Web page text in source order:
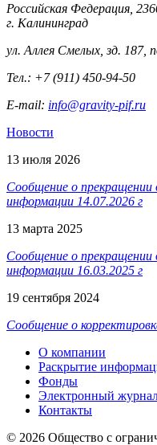
Российская Федерация,
г. Калининград
ул. Аллея Смелых, зд. 187,
Тел.: +7 (911) 450-94-50
E-mail: info@gravity-pif.ru
Новости
13 июля 2026
Сообщение о прекращении
информации 14.07.2026 г
13 марта 2025
Сообщение о прекращении
информации 16.03.2025 г
19 сентября 2024
Сообщение о
О компании
Раскрытие
Фонды
Электронный
Контакты
© 2026 Общество с